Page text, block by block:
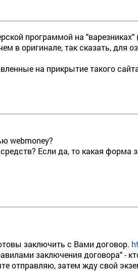
программой на "варезниках"
в оригинале, так сказать, для
на прикрытие такого
webmoney?
Если да, то какая форма
заключить с Вами договор.
заключения договора" -
отправляю, затем жду свой